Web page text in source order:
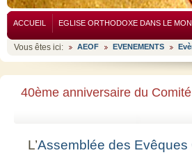
ACCUEIL EGLISE ORTHODOXE DANS LE
Vous êtes ici: AEOF EVENEMENTS
40ème anniversaire du
L’Assemblée des